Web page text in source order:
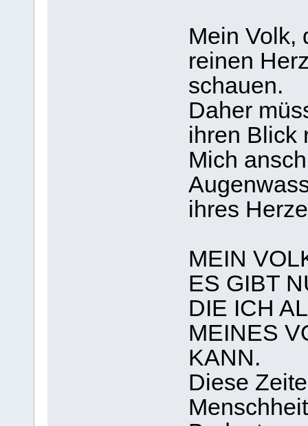
Mein Volk,
reinen
schauen.
Daher
ihren Blick
Mich
ihres
MEIN
ES GIBT
DIE ICH
MEINES
KANN.
Diese